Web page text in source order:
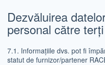
Dezvăluirea
personal către terți
7.1. Informațiile dvs. pot fi
statut de furnizor/partener